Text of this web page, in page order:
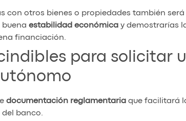
con otros bienes o propiedades también
buena estabilidad económicay demostrarías
financiación.
para solicitar
documentación reglamentariaque facilitará
banco.